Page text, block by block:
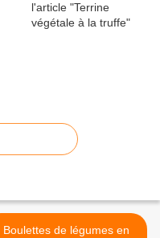
Boulettes de légumes en